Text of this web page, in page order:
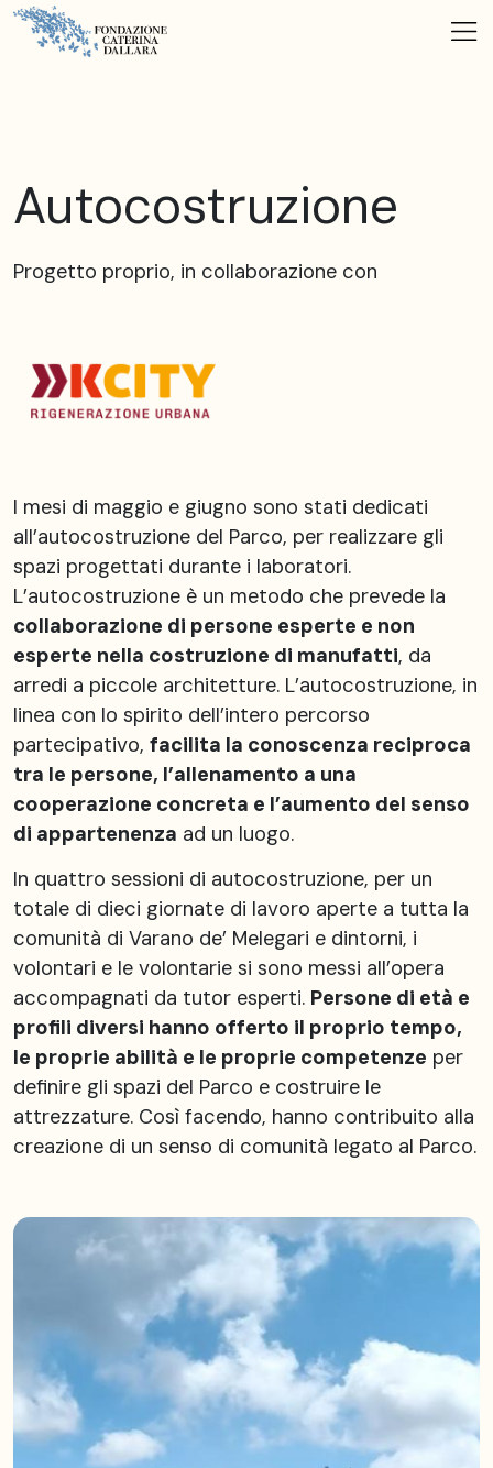
Autocostruzione
Progetto proprio, in collaborazione con
I mesi di maggio e giugno sono stati dedicati
all’autocostruzione del Parco, per realizzare gli
spazi progettati durante i laboratori.
L’autocostruzione è un metodo che prevede la
collaborazione di persone esperte e non
esperte nella costruzione di manufatti, da
arredi a piccole architetture. L’autocostruzione, in
linea con lo spirito dell’intero percorso
partecipativo, facilita la conoscenza reciproca
tra le persone, l’allenamento a una
cooperazione concreta e l’aumento del senso
di appartenenza ad un luogo.
In quattro sessioni di autocostruzione, per un
totale di dieci giornate di lavoro aperte a tutta la
comunità di Varano de’ Melegari e dintorni, i
volontari e le volontarie si sono messi all’opera
accompagnati da tutor esperti. Persone di età e
profili diversi hanno offerto il proprio tempo,
le proprie abilità e le proprie competenze per
definire gli spazi del Parco e costruire le
attrezzature. Così facendo, hanno contribuito alla
creazione di un senso di comunità legato al Parco.